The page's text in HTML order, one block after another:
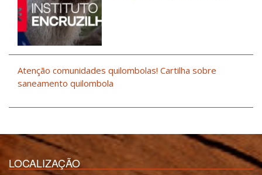
Atenção comunidades quilombolas! Cartilha sobre
saneamento quilombola
LOCALIZAÇÃO